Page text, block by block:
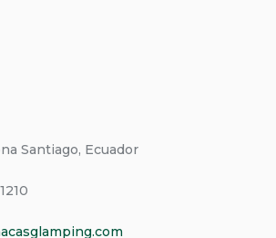
Santiago, Ecuador